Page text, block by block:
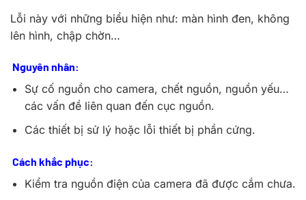
Lỗi này với những biểu hiện như: màn hình đen, không
lên hình, chập chờn…
Nguyên nhân:
Sự cố nguồn cho camera, chết nguồn, nguồn yếu…
các vấn đề liên quan đến cục nguồn.
Các thiết bị sử lý hoặc lỗi thiết bị phần cứng.
Cách khắc phục:
Kiểm tra nguồn điện của camera đã được cắm chưa.